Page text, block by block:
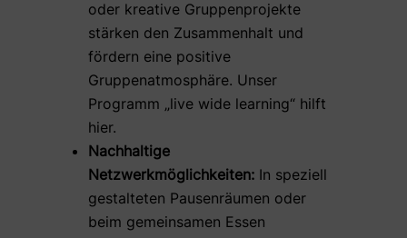
oder kreative Gruppenprojekte
stärken den Zusammenhalt und
fördern eine positive
Gruppenatmosphäre. Unser
Programm „live wide learning“ hilft
hier.
Nachhaltige
Netzwerkmöglichkeiten:In speziell
gestalteten Pausenräumen oder
beim gemeinsamen Essen